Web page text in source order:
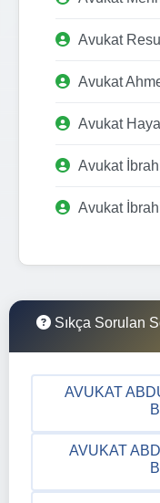
Avukat
Avukat
Avukat
Avukat
Avukat
Sıkça Sorulan
AVUKAT
AVUKAT